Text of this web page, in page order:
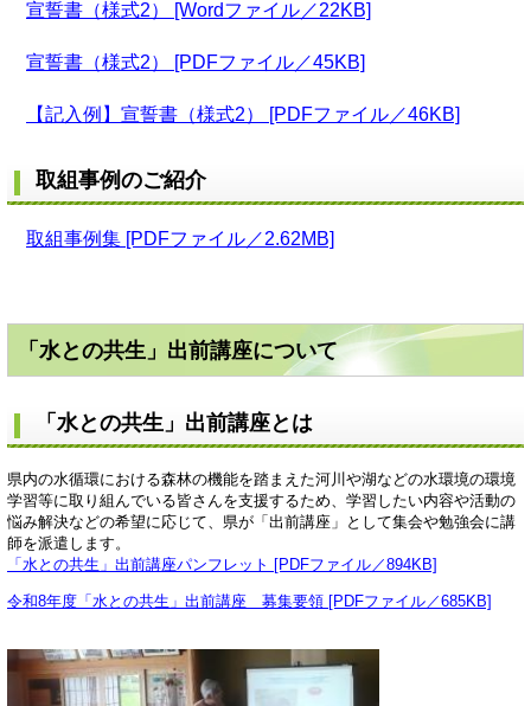
宣誓書（様式2） [Wordファイル／22KB]
宣誓書（様式2） [PDFファイル／45KB]
【記入例】宣誓書（様式2） [PDFファイル／46KB]
取組事例のご紹介
取組事例集 [PDFファイル／2.62MB]
「水との共生」出前講座について
「水との共生」出前講座とは
県内の水循環における森林の機能を踏まえた河川や湖などの水環境の環境
学習等に取り組んでいる皆さんを支援するため、学習したい内容や活動の
悩み解決などの希望に応じて、県が「出前講座」として集会や勉強会に講
師を派遣します。
「水との共生」出前講座パンフレット [PDFファイル／894KB]
令和8年度「水との共生」出前講座 募集要領 [PDFファイル／685KB]